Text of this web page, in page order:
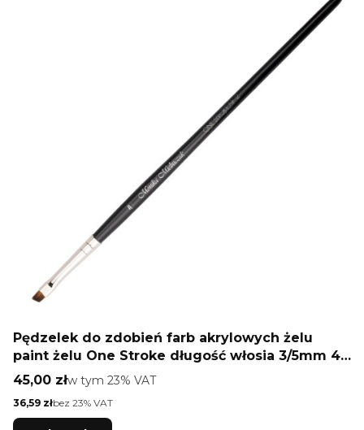
Pędzelek do zdobień farb akrylowych żelu
paint żelu One Stroke długość włosia 3/5mm 4U
Monika Mielniczuk
Cena brutto
45,00 złw tym %s VAT
w tym 23% VAT
Cena netto
36,59 złbez 23% VAT